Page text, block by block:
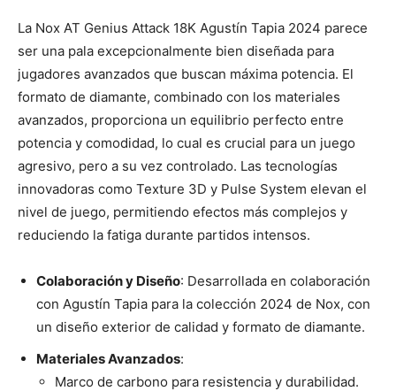
La Nox AT Genius Attack 18K Agustín Tapia 2024 parece
ser una pala excepcionalmente bien diseñada para
jugadores avanzados que buscan máxima potencia. El
formato de diamante, combinado con los materiales
avanzados, proporciona un equilibrio perfecto entre
potencia y comodidad, lo cual es crucial para un juego
agresivo, pero a su vez controlado. Las tecnologías
innovadoras como Texture 3D y Pulse System elevan el
nivel de juego, permitiendo efectos más complejos y
reduciendo la fatiga durante partidos intensos.
Colaboración y Diseño: Desarrollada en colaboración
con Agustín Tapia para la colección 2024 de Nox, con
un diseño exterior de calidad y formato de diamante.
Materiales Avanzados:
Marco de carbono para resistencia y durabilidad.